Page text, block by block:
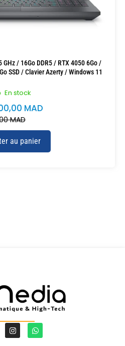
En stock
/ 16Go DDR5 / RTX 4050 6Go /
SSD / Clavier Azerty / Windows 11
MAD
MAD
au panier